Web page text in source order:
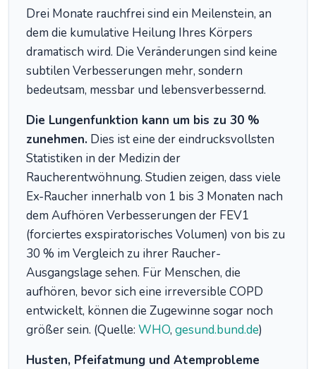
Drei Monate rauchfrei sind ein Meilenstein, an
dem die kumulative Heilung Ihres Körpers
dramatisch wird. Die Veränderungen sind keine
subtilen Verbesserungen mehr, sondern
bedeutsam, messbar und lebensverbessernd.
Die Lungenfunktion kann um bis zu 30 %
zunehmen. Dies ist eine der eindrucksvollsten
Statistiken in der Medizin der
Raucherentwöhnung. Studien zeigen, dass viele
Ex-Raucher innerhalb von 1 bis 3 Monaten nach
dem Aufhören Verbesserungen der FEV1
(forciertes exspiratorisches Volumen) von bis zu
30 % im Vergleich zu ihrer Raucher-
Ausgangslage sehen. Für Menschen, die
aufhören, bevor sich eine irreversible COPD
entwickelt, können die Zugewinne sogar noch
größer sein. (Quelle: WHO, gesund.bund.de)
Husten, Pfeifatmung und Atemprobleme